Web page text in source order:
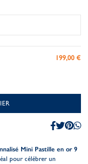
199,00 €
Mini Pastille en or 9
pour célébrer un